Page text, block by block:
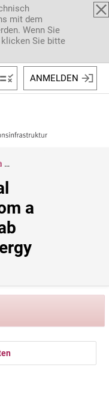
mit dem
Wenn Sie
Sie bitte
ANMELDEN
Electrical consumption data from a three months living lab experiment in the Energy Smart Home Lab
a